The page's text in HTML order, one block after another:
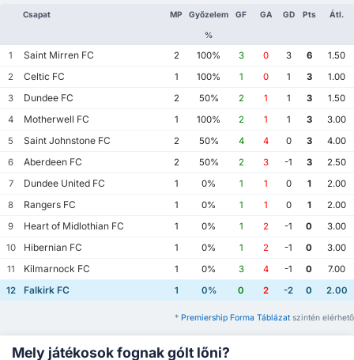
Csapat MP Győzelem
%
GF GA GD Pts Átl.
1 Saint Mirren FC 2 100% 3 0 3 6
1.50
2
Celtic FC 1 100% 1 0 1 3
1.00
3
Dundee FC 2 50% 2 1 1 3
1.50
4
Motherwell FC 1 100% 2 1 1 3
3.00
5
Saint Johnstone FC 2 50% 4 4 0 3
4.00
6
Aberdeen FC 2 50% 2 3 -1 3
2.50
7
Dundee United FC 1 0% 1 1 0 1
2.00
8
Rangers FC 1 0% 1 1 0 1
2.00
9
Heart of Midlothian FC 1 0% 1 2 -1 0
3.00
10
Hibernian FC 1 0% 1 2 -1 0
3.00
11
Kilmarnock FC 1 0% 3 4 -1 0
7.00
12
Falkirk FC 1 0% 0 2 -2 0 2.00
* Premiership Forma Táblázat szintén elérhető
Mely játékosok fognak gólt lőni?